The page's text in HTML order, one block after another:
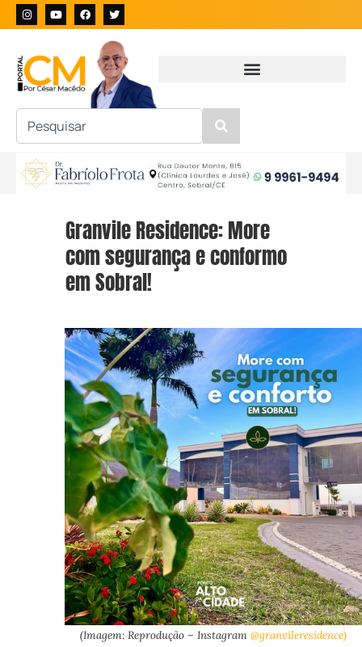
Granvile Residence: More
com segurança e conformo
em Sobral!
(Imagem: Reprodução – Instagram @granvileresidence)